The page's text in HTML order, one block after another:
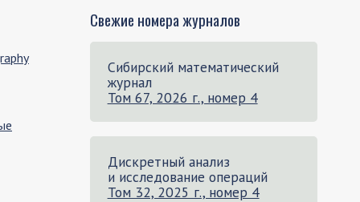
Свежие номера журналов
Сибирский математический
журнал
Том 67, 2026 г., номер 4
Дискретный анализ
и исследование операций
Том 32, 2025 г., номер 4